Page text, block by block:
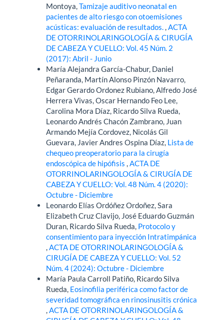
Montoya,Tamizaje auditivo neonatal en
pacientes de alto riesgo con otoemisiones
acústicas: evaluación de resultados.,ACTA
DE OTORRINOLARINGOLOGÍA & CIRUGÍA
DE CABEZA Y CUELLO: Vol. 45 Núm. 2
(2017): Abril - Junio
María Alejandra García-Chabur, Daniel
Peñaranda, Martín Alonso Pinzón Navarro,
Edgar Gerardo Ordonez Rubiano, Alfredo José
Herrera Vivas, Oscar Hernando Feo Lee,
Carolina Mora Díaz, Ricardo Silva Rueda,
Leonardo Andrés Chacón Zambrano, Juan
Armando Mejía Cordovez, Nicolás Gil
Guevara, Javier Andres Ospina Díaz, Lista de
chequeo preoperatorio para la cirugía
endoscópica de hipófisis,ACTA DE
OTORRINOLARINGOLOGÍA & CIRUGÍA DE
CABEZA Y CUELLO: Vol. 48 Núm. 4 (2020):
Octubre - Diciembre
Leonardo Elías Ordóñez Ordoñez, Sara
Elizabeth Cruz Clavijo, José Eduardo Guzmán
Duran, Ricardo Silva Rueda, Protocolo y
consentimiento para inyección Intratimpánica
,ACTA DE OTORRINOLARINGOLOGÍA &
CIRUGÍA DE CABEZA Y CUELLO: Vol. 52
Núm. 4 (2024): Octubre - Diciembre
María Paula Carroll Patiño, Ricardo Silva
Rueda, Eosinofilia periférica como factor de
severidad tomográfica en rinosinusitis crónica
,ACTA DE OTORRINOLARINGOLOGÍA &